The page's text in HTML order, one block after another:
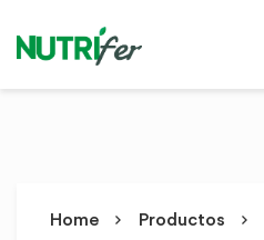
Home Productos